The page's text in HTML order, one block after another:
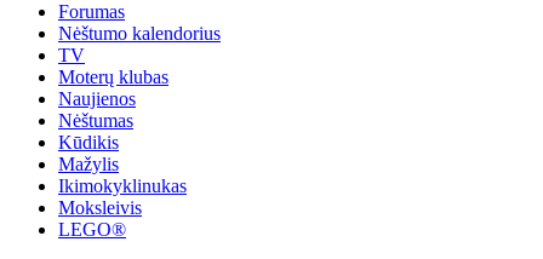
Forumas
Nėštumo kalendorius
TV
Moterų klubas
Naujienos
Nėštumas
Kūdikis
Mažylis
Ikimokyklinukas
Moksleivis
LEGO®